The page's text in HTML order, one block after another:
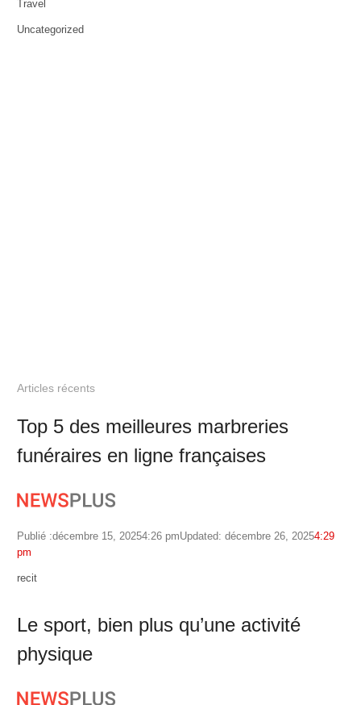
Travel
Uncategorized
Articles récents
Top 5 des meilleures marbreries
funéraires en ligne françaises
Publié :décembre 15, 20254:26 pmUpdated: décembre 26, 20254:29
pm
Author
recit
Le sport, bien plus qu’une activité
physique